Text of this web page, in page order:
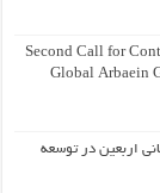
Second Call for
Global Arbaein
اربعین در توسعه